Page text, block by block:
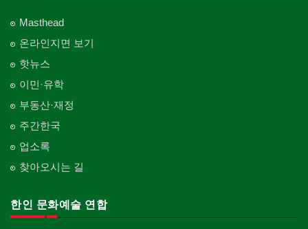
의사-정신과
Cleaning
카펫 청소
Carpet Cleaning
판촉물
gifts for events
프랜차이즈
Franchise
Piano Tuning/Sale
Curtain/Carpet
Wall Paper/Paint
가라지/그라지/차고
Garage Door
건축 엔지니어
Engineering
Architectural Designer
Skin Care
화장품
Cosmetics
피트니스/헬스
Fitness
산후조리서비스
Newspaper/TV/Radio
한국기업 현지법인/지사
Korean Enterprises In Canada
동창회-대학교
Alumni University
동창회-중·고등학교
Alumni Middle·High School
단체-협회
단체-스포츠
Organization-Sports
Masthead
온라인지면 보기
핫뉴스
이민·유학
부동산·재정
주간한국
업소록
찾아오시는 길
한인 문화예술 연합